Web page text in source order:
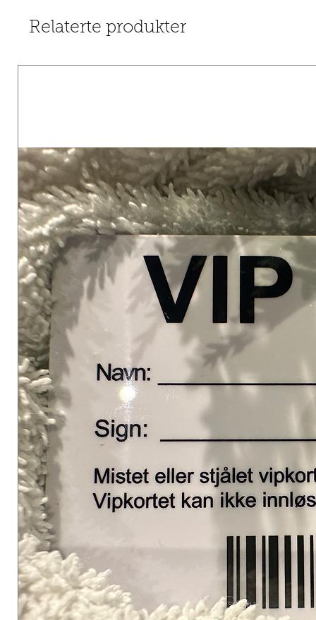
Relaterte produkter